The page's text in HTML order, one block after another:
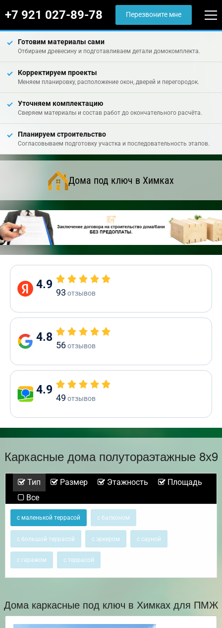
+7 921 027-89-78 Перезвоните мне
Готовим материалы сами
Отбираем древесину и подготавливаем детали домокомплекта.
Корректируем проекты
Меняем планировку, расположение окон, дверей и перегородок.
Уточняем комплектацию
Сверяем материалы и состав работ до окончательного расчёта.
Планируем строительство
Согласовываем подготовку участка и последовательность этапов.
Дома под ключ в Химках
4.9
93 отзывов
4.8
56отзывов
4.9
49 отзывов
Каркасные дома полутораэтажные 8х9
Тип Размер Этажность
Площадь
Все
с маленькой террасой с балконом
с большой террасой с эркером с сауной
с гаражом с террасой
Дома каркасные под ключ в Химках для ПМЖ